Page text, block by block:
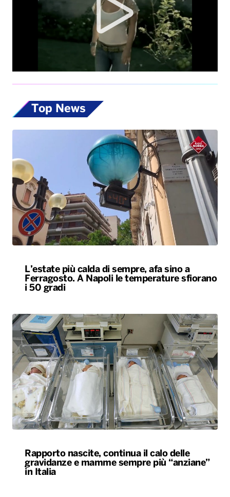
Top News
L’estate più calda di sempre, afa sino a
Ferragosto. A Napoli le temperature sfiorano
i 50 gradi
Rapporto nascite, continua il calo delle
gravidanze e mamme sempre più “anziane”
in Italia